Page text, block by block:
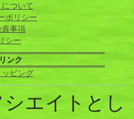
ついて
ポリシー
事項
シー
ンク
ピング
エイトとし